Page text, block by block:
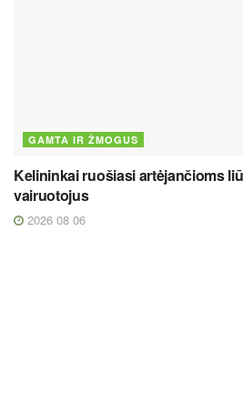
GAMTA IR ŽMOGUS
Kelininkai ruošiasi artėjančioms
vairuotojus
2026 08 06